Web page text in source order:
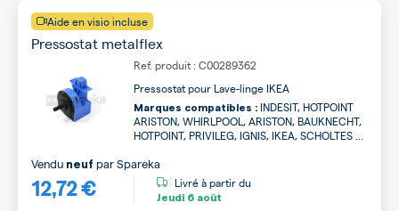
Aide en visio incluse
Pressostat metalflex
Ref. produit : C00289362
Pressostat pour Lave-linge IKEA
Marques compatibles : INDESIT, HOTPOINT
ARISTON, WHIRLPOOL, ARISTON, BAUKNECHT,
HOTPOINT, PRIVILEG, IGNIS, IKEA, SCHOLTES ...
12,72 €
Vendu neuf parSpareka
Livré à partir du
Jeudi 6 août